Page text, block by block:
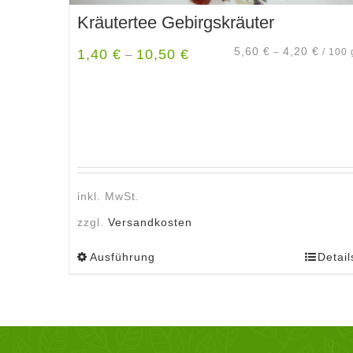
Kräutertee Gebirgskräuter
1,40 € – 10,50 € 5,60 € – 4,20 € / 100
inkl. MwSt.
zzgl. Versandkosten
Ausführung